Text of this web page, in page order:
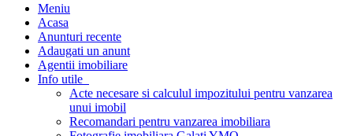
Meniu
Acasa
Anunturi recente
Adaugati un anunt
Agentii imobiliare
Info utile
Acte necesare si calculul impozitului pentru vanzarea
unui imobil
Recomandari pentru vanzarea imobiliara